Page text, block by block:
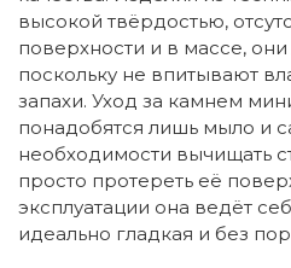
высокой твёрдостью,
поверхности и в массе,
поскольку не впитывают
запахи. Уход за камнем
понадобятся лишь мыло и
необходимости вычищать
просто протереть её
эксплуатации она ведёт
идеально гладкая и без пор